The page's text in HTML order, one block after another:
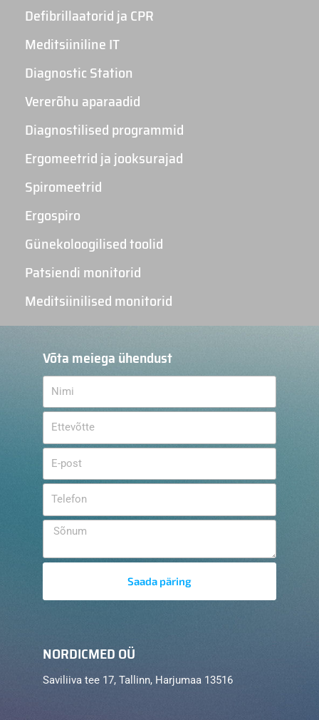
Defibrillaatorid ja CPR
Meditsiiniline IT
Diagnostic Station
Vererõhu aparaadid
Diagnostilised programmid
Ergomeetrid ja jooksurajad
Spiromeetrid
Ergospiro
Günekoloogilised toolid
Patsiendi monitorid
Meditsiinilised monitorid
Võta meiega ühendust
Saada päring
NORDICMED OÜ
Saviliiva tee 17, Tallinn, Harjumaa 13516